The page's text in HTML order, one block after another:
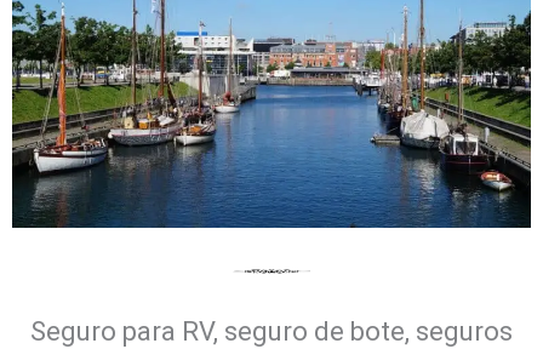
Seguro para RV, seguro de bote, seguros